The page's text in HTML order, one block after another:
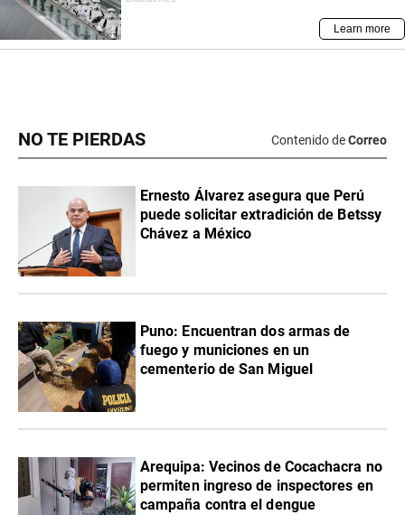
NO TE PIERDAS Contenido deCorreo
Ernesto Álvarez asegura que Perú
puede solicitar extradición de Betssy
Chávez a México
Puno: Encuentran dos armas de
fuego y municiones en un
cementerio de San Miguel
Arequipa: Vecinos de Cocachacra no
permiten ingreso de inspectores en
campaña contra el dengue